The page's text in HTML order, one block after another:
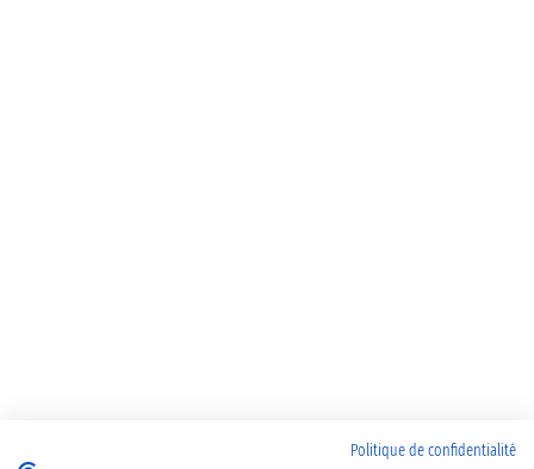
Politique de confidentialité